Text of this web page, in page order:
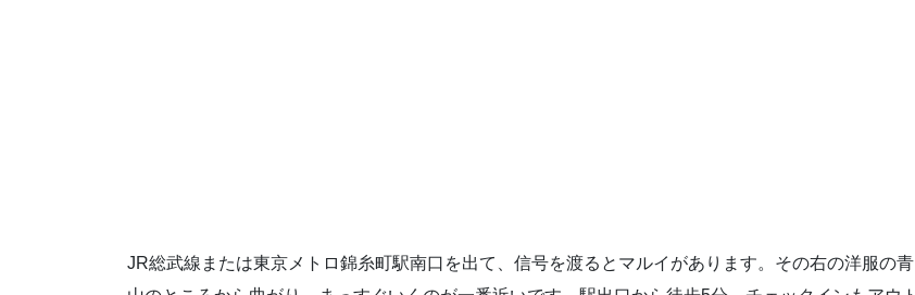
JR総武線または東京メトロ錦糸町駅南口を出て、信号を渡るとマルイがあります。その右の洋服の青